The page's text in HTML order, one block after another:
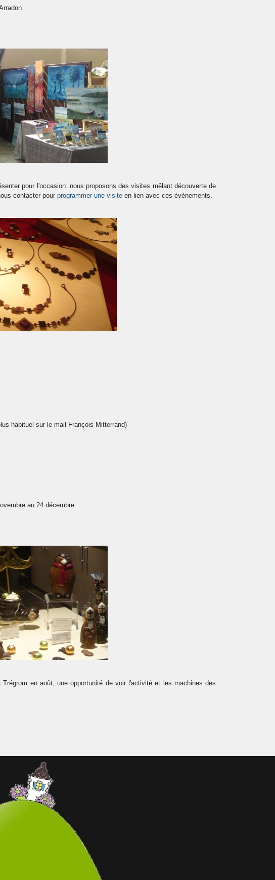
pour l'occasion: nous proposons des visites mêlant découverte de
contacter pour programmer une visite en lien avec ces événements.
habituel sur le mail François Mitterrand)
au 24 décembre.
en août, une opportunité de voir l'activité et les machines des